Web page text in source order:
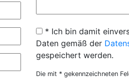
* Ich bin damit
Daten gemäß der
gespeichert werden.
Die mit * gekennzeichneten